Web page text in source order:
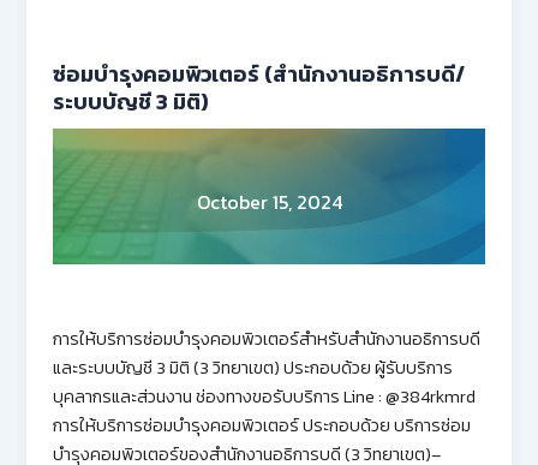
ซ่อมบำรุงคอมพิวเตอร์ (สำนักงานอธิการบดี/
ระบบบัญชี 3 มิติ)
October 15, 2024
การให้บริการซ่อมบำรุงคอมพิวเตอร์สำหรับสำนักงานอธิการบดี
และระบบบัญชี 3 มิติ (3 วิทยาเขต) ประกอบด้วย ผู้รับบริการ
บุคลากรและส่วนงาน ช่องทางขอรับบริการ Line : @384rkmrd
การให้บริการซ่อมบำรุงคอมพิวเตอร์ ประกอบด้วย บริการซ่อม
บำรุงคอมพิวเตอร์ของสำนักงานอธิการบดี (3 วิทยาเขต)–